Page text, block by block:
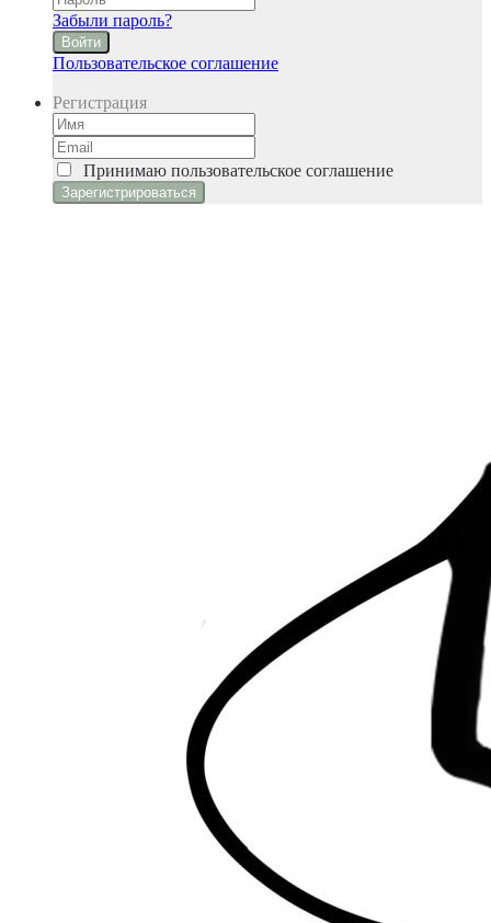
Забыли пароль?
Войти
Пользовательское соглашение
Регистрация
Принимаю пользовательское соглашение